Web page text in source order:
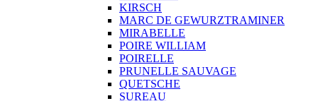
KIRSCH
MARC DE GEWURZTRAMINER
MIRABELLE
POIRE WILLIAM
POIRELLE
PRUNELLE SAUVAGE
QUETSCHE
SUREAU